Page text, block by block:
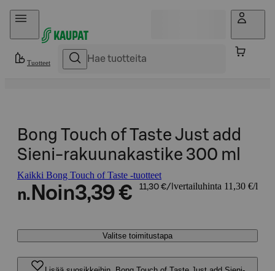
Hyppää sisältöön
Tuotteet
Bong Touch of Taste Just add
Sieni-rakuunakastike 300 ml
Kaikki Bong Touch of Taste -tuotteet
n. Noin3,39 € 11,30 €/l vertailuhinta 11,30 €/l
Valitse toimitustapa